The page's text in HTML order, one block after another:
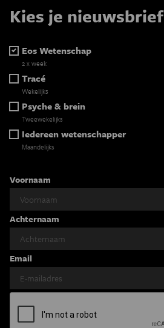
Kies je nieuwsbrief
Eos Wetenschap
2 x week
Tracé
Wekelijks
Psyche & brein
Tweewekelijks
Iedereen wetenschapper
Maandelijks
Voornaam
Achternaam
Email